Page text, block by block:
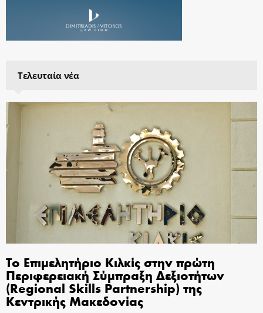
Τελευταία νέα
Το Επιμελητήριο Κιλκίς στην πρώτη
Περιφερειακή Σύμπραξη Δεξιοτήτων
(Regional Skills Partnership) της
Κεντρικής Μακεδονίας